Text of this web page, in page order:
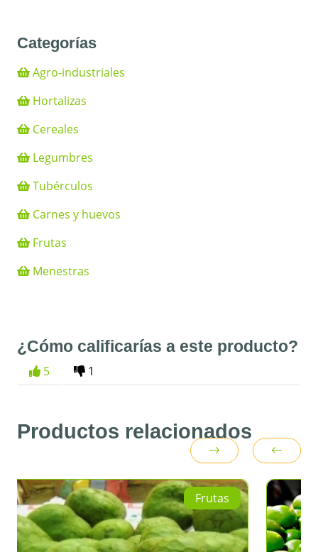
Categorías
Agro-industriales
Hortalizas
Cereales
Legumbres
Tubérculos
Carnes y huevos
Frutas
Menestras
¿Cómo calificarías a este producto?
5 1
Productos relacionados
Frutas